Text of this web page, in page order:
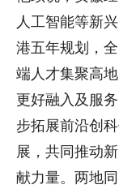
人工智能等新
港五年规划，
端人才集聚高
更好融入及服
步拓展前沿创
展，共同推动
献力量。两地